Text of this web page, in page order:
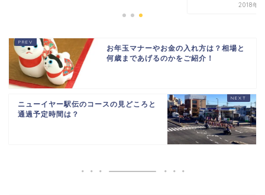
2018年5
お年玉マナーやお金の入れ方は？相場と
何歳まであげるのかをご紹介！
ニューイヤー駅伝のコースの見どころと
通過予定時間は？